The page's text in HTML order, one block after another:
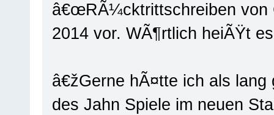
â€œRÃ¼cktrittschreiben von
2014 vor. WÃ¶rtlich heiÃŸt
â€žGerne hÃ¤tte ich als
des Jahn Spiele im neuen